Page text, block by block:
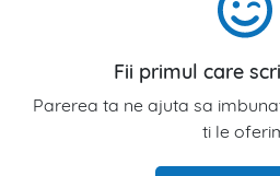
Fii primul care
Parerea ta ne ajuta sa
ti le